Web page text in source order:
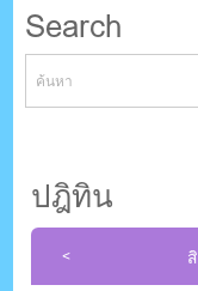
Search
ปฎิทิน